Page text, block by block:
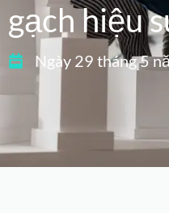
gạch hiệu
Ngày 29 tháng 5